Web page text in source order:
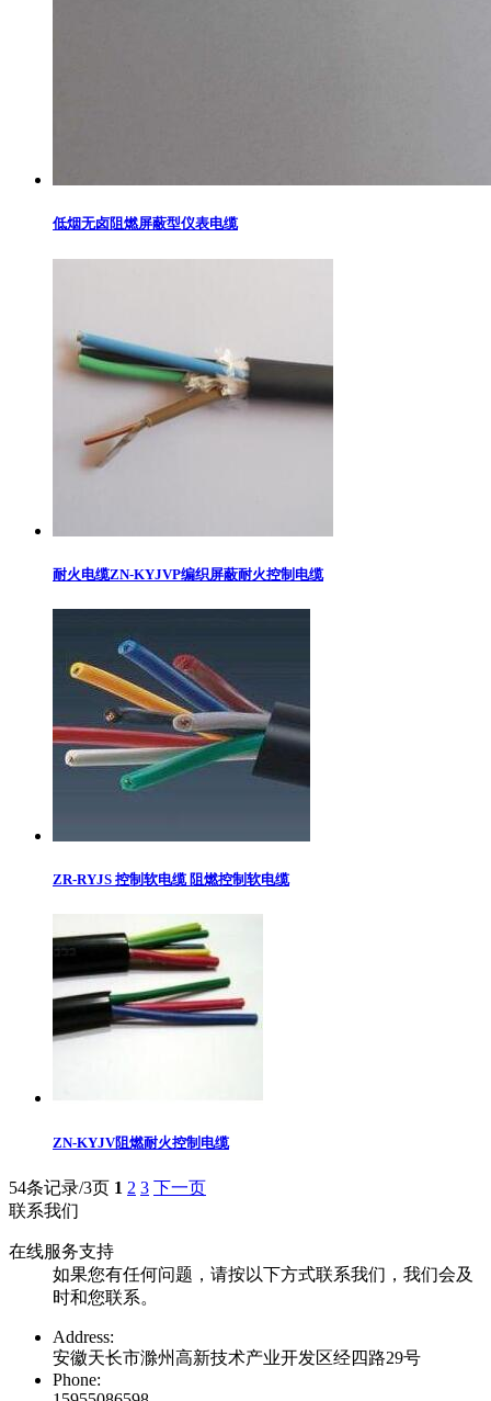
低烟无卤阻燃屏蔽型仪表电缆
耐火电缆ZN-KYJVP编织屏蔽耐火控制电缆
ZR-RYJS 控制软电缆 阻燃控制软电缆
ZN-KYJV阻燃耐火控制电缆
54条记录/3页 1 2 3 下一页
联系我们
在线服务支持
如果您有任何问题，请按以下方式联系我们，我们会及
时和您联系。
Address:
安徽天长市滁州高新技术产业开发区经四路29号
Phone: